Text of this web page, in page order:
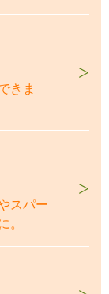
きま
スパー
。